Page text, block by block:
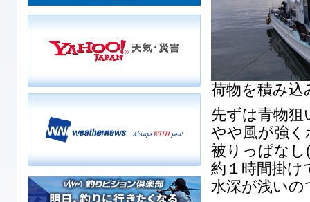
荷物を積み込
先ずは青物狙
やや風が強
被りっぱなし
約１時間掛け
水深が浅い